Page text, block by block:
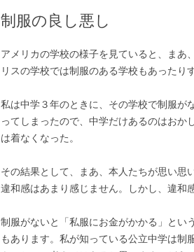
制服の良し悪し
アメリカの学校の様子を見ていると、ま
リスの学校では制服のある学校もあったりす
私は中学３年のときに、その学校で制服が
ってしまったので、中学だけあるのはお
は着なくなった。
その結果として、まあ、本人たちが思い思
違和感はあまり感じません。しかし、違和
制服がないと「私服にお金がかかる」とい
もあります。私が知っている公立中学は